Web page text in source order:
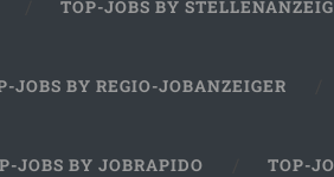
TOP-JOBS BY
JOBS BY REGIO-JOBANZEIGER
JOBS BY JOBRAPIDO TOP-